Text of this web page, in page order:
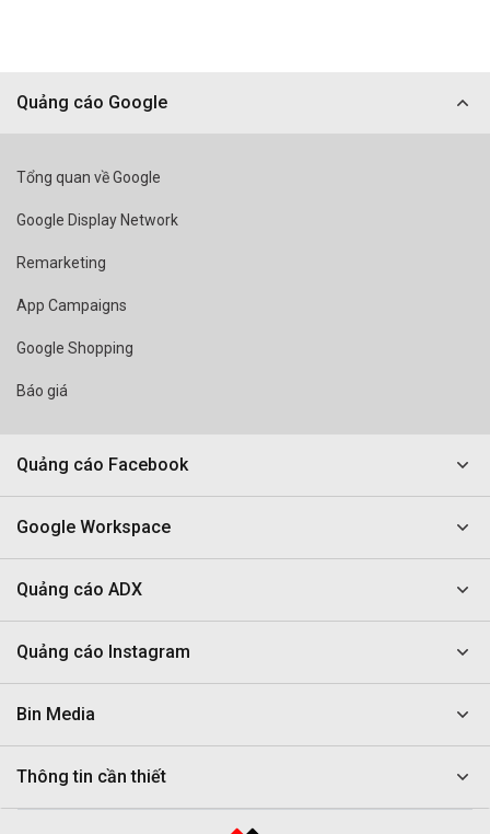
Quảng cáo Google
Tổng quan về Google
Google Display Network
Remarketing
App Campaigns
Google Shopping
Báo giá
Quảng cáo Facebook
Google Workspace
Quảng cáo ADX
Quảng cáo Instagram
Bin Media
Thông tin cần thiết